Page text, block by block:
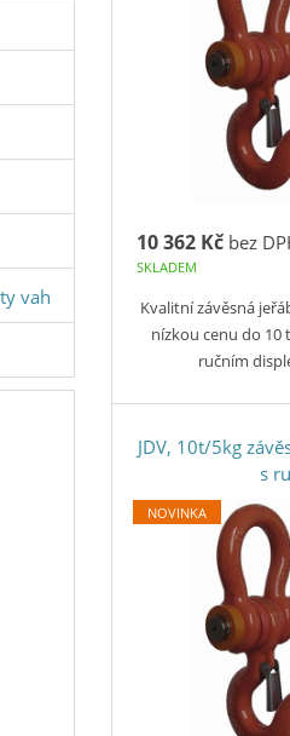
10 362 Kč bez
SKLADEM
Kvalitní závěsná
nízkou cenu do
ručním
JDV, 10t/5kg
s
NOVINKA
vah